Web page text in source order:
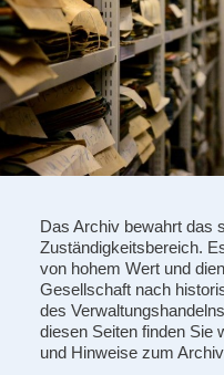
Das Archiv bewahrt das
Zuständigkeitsbereich.
von hohem Wert und
Gesellschaft nach
des
diesen Seiten finden Sie
und Hinweise zum